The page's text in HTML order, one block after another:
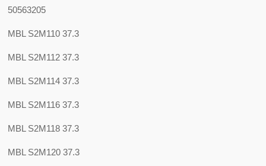
50563205
MBL S2M110 37.3
MBL S2M112 37.3
MBL S2M114 37.3
MBL S2M116 37.3
MBL S2M118 37.3
MBL S2M120 37.3